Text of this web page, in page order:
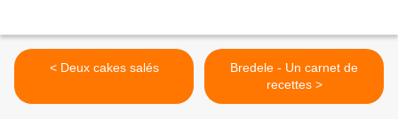
< Deux cakes salés
Bredele - Un carnet de
recettes >